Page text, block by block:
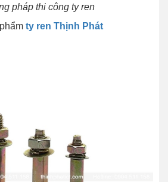
pháp thi công ty ren
ty ren Thịnh Phát